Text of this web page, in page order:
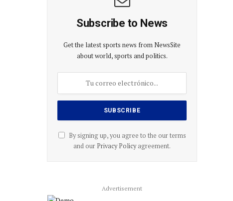
Subscribe to News
Get the latest sports news from NewsSite
about world, sports and politics.
By signing up, you agree to the our terms
and our Privacy Policyagreement.
Advertisement